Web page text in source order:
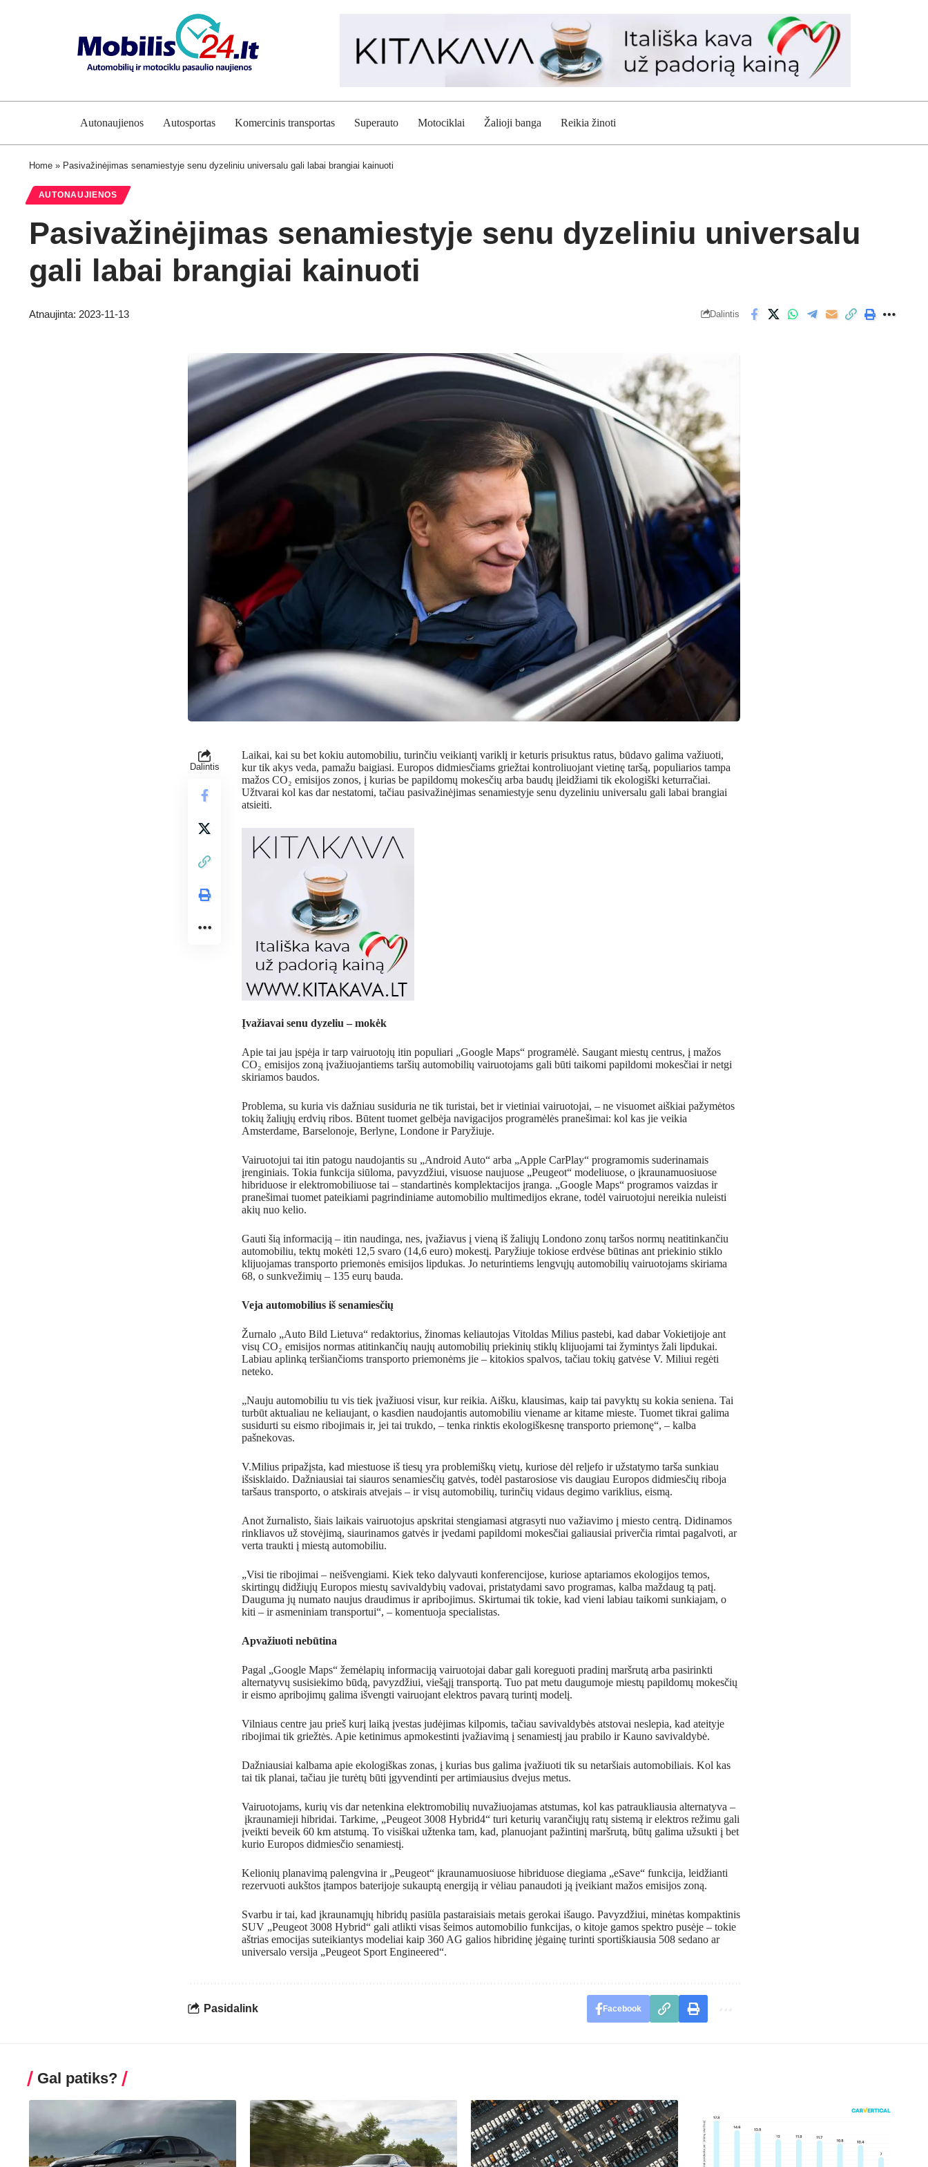
Autonaujienos Autosportas Komercinis transportas Superauto Motociklai Žalioji banga Reikia žinoti
Home » Pasivažinėjimas senamiestyje senu dyzeliniu universalu gali labai brangiai kainuoti
AUTONAUJIENOS
Pasivažinėjimas senamiestyje senu dyzeliniu universalu
gali labai brangiai kainuoti
Atnaujinta: 2023-11-13 Dalintis
Dalintis
Laikai, kai su bet kokiu automobiliu, turinčiu veikiantį variklį ir keturis prisuktus ratus, būdavo galima važiuoti,
kur tik akys veda, pamažu baigiasi. Europos didmiesčiams griežtai kontroliuojant vietinę taršą, populiarios tampa
mažos CO₂ emisijos zonos, į kurias be papildomų mokesčių arba baudų įleidžiami tik ekologiški keturračiai.
Užtvarai kol kas dar nestatomi, tačiau pasivažinėjimas senamiestyje senu dyzeliniu universalu gali labai brangiai
atsieiti.
Įvažiavai senu dyzeliu – mokėk
Apie tai jau įspėja ir tarp vairuotojų itin populiari „Google Maps“ programėlė. Saugant miestų centrus, į mažos
CO₂ emisijos zoną įvažiuojantiems taršių automobilių vairuotojams gali būti taikomi papildomi mokesčiai ir netgi
skiriamos baudos.
Problema, su kuria vis dažniau susiduria ne tik turistai, bet ir vietiniai vairuotojai, – ne visuomet aiškiai pažymėtos
tokių žaliųjų erdvių ribos. Būtent tuomet gelbėja navigacijos programėlės pranešimai: kol kas jie veikia
Amsterdame, Barselonoje, Berlyne, Londone ir Paryžiuje.
Vairuotojui tai itin patogu naudojantis su „Android Auto“ arba „Apple CarPlay“ programomis suderinamais
įrenginiais. Tokia funkcija siūloma, pavyzdžiui, visuose naujuose „Peugeot“ modeliuose, o įkraunamuosiuose
hibriduose ir elektromobiliuose tai – standartinės komplektacijos įranga. „Google Maps“ programos vaizdas ir
pranešimai tuomet pateikiami pagrindiniame automobilio multimedijos ekrane, todėl vairuotojui nereikia nuleisti
akių nuo kelio.
Gauti šią informaciją – itin naudinga, nes, įvažiavus į vieną iš žaliųjų Londono zonų taršos normų neatitinkančiu
automobiliu, tektų mokėti 12,5 svaro (14,6 euro) mokestį. Paryžiuje tokiose erdvėse būtinas ant priekinio stiklo
klijuojamas transporto priemonės emisijos lipdukas. Jo neturintiems lengvųjų automobilių vairuotojams skiriama
68, o sunkvežimių – 135 eurų bauda.
Veja automobilius iš senamiesčių
Žurnalo „Auto Bild Lietuva“ redaktorius, žinomas keliautojas Vitoldas Milius pastebi, kad dabar Vokietijoje ant
visų CO₂ emisijos normas atitinkančių naujų automobilių priekinių stiklų klijuojami tai žymintys žali lipdukai.
Labiau aplinką teršiančioms transporto priemonėms jie – kitokios spalvos, tačiau tokių gatvėse V. Miliui regėti
neteko.
„Nauju automobiliu tu vis tiek įvažiuosi visur, kur reikia. Aišku, klausimas, kaip tai pavyktų su kokia seniena. Tai
turbūt aktualiau ne keliaujant, o kasdien naudojantis automobiliu viename ar kitame mieste. Tuomet tikrai galima
susidurti su eismo ribojimais ir, jei tai trukdo, – tenka rinktis ekologiškesnę transporto priemonę“, – kalba
pašnekovas.
V.Milius pripažįsta, kad miestuose iš tiesų yra problemiškų vietų, kuriose dėl reljefo ir užstatymo tarša sunkiau
išsisklaido. Dažniausiai tai siauros senamiesčių gatvės, todėl pastarosiose vis daugiau Europos didmiesčių riboja
taršaus transporto, o atskirais atvejais – ir visų automobilių, turinčių vidaus degimo variklius, eismą.
Anot žurnalisto, šiais laikais vairuotojus apskritai stengiamasi atgrasyti nuo važiavimo į miesto centrą. Didinamos
rinkliavos už stovėjimą, siaurinamos gatvės ir įvedami papildomi mokesčiai galiausiai priverčia rimtai pagalvoti, ar
verta traukti į miestą automobiliu.
„Visi tie ribojimai – neišvengiami. Kiek teko dalyvauti konferencijose, kuriose aptariamos ekologijos temos,
skirtingų didžiųjų Europos miestų savivaldybių vadovai, pristatydami savo programas, kalba maždaug tą patį.
Dauguma jų numato naujus draudimus ir apribojimus. Skirtumai tik tokie, kad vieni labiau taikomi sunkiajam, o
kiti – ir asmeniniam transportui“, – komentuoja specialistas.
Apvažiuoti nebūtina
Pagal „Google Maps“ žemėlapių informaciją vairuotojai dabar gali koreguoti pradinį maršrutą arba pasirinkti
alternatyvų susisiekimo būdą, pavyzdžiui, viešąjį transportą. Tuo pat metu daugumoje miestų papildomų mokesčių
ir eismo apribojimų galima išvengti vairuojant elektros pavarą turintį modelį.
Vilniaus centre jau prieš kurį laiką įvestas judėjimas kilpomis, tačiau savivaldybės atstovai neslepia, kad ateityje
ribojimai tik griežtės. Apie ketinimus apmokestinti įvažiavimą į senamiestį jau prabilo ir Kauno savivaldybė.
Dažniausiai kalbama apie ekologiškas zonas, į kurias bus galima įvažiuoti tik su netaršiais automobiliais. Kol kas
tai tik planai, tačiau jie turėtų būti įgyvendinti per artimiausius dvejus metus.
Vairuotojams, kurių vis dar netenkina elektromobilių nuvažiuojamas atstumas, kol kas patraukliausia alternatyva –
įkraunamieji hibridai. Tarkime, „Peugeot 3008 Hybrid4“ turi keturių varančiųjų ratų sistemą ir elektros režimu gali
įveikti beveik 60 km atstumą. To visiškai užtenka tam, kad, planuojant pažintinį maršrutą, būtų galima užsukti į bet
kurio Europos didmiesčio senamiestį.
Kelionių planavimą palengvina ir „Peugeot“ įkraunamuosiuose hibriduose diegiama „eSave“ funkcija, leidžianti
rezervuoti aukštos įtampos baterijoje sukauptą energiją ir vėliau panaudoti ją įveikiant mažos emisijos zoną.
Svarbu ir tai, kad įkraunamųjų hibridų pasiūla pastaraisiais metais gerokai išaugo. Pavyzdžiui, minėtas kompaktinis
SUV „Peugeot 3008 Hybrid“ gali atlikti visas šeimos automobilio funkcijas, o kitoje gamos spektro pusėje – tokie
aštrias emocijas suteikiantys modeliai kaip 360 AG galios hibridinę jėgainę turinti sportiškiausia 508 sedano ar
universalo versija „Peugeot Sport Engineered“.
Pasidalink Facebook
Gal patiks?